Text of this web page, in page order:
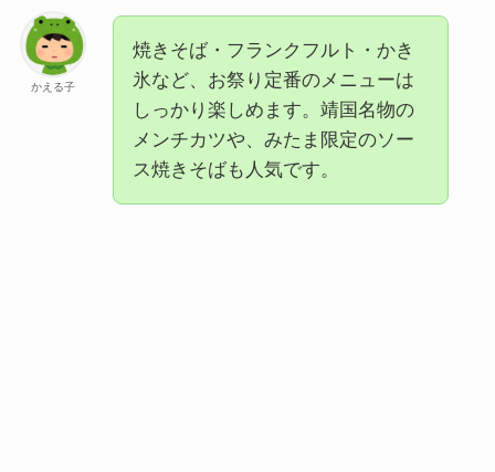
かえる子
焼きそば・フランクフルト・かき
氷など、お祭り定番のメニューは
しっかり楽しめます。靖国名物の
メンチカツや、みたま限定のソー
ス焼きそばも人気です。